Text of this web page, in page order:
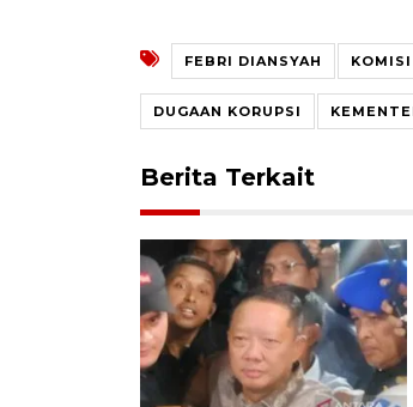
FEBRI DIANSYAH
DUGAAN KORUPSI
Berita Terkait